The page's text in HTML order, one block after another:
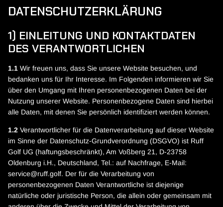
DATENSCHUTZERKLÄRUNG
1) EINLEITUNG UND KONTAKTDATEN
DES VERANTWORTLICHEN
1.1 Wir freuen uns, dass Sie unsere Website besuchen, und
bedanken uns für Ihr Interesse. Im Folgenden informieren wir Sie
über den Umgang mit Ihren personenbezogenen Daten bei der
Nutzung unserer Website. Personenbezogene Daten sind hierbei
alle Daten, mit denen Sie persönlich identifiziert werden können.
1.2 Verantwortlicher für die Datenverarbeitung auf dieser Website
im Sinne der Datenschutz-Grundverordnung (DSGVO) ist Ruff
Golf UG (haftungsbeschränkt), Am Voßberg 21, D-23758
Oldenburg i.H., Deutschland, Tel.: auf Nachfrage, E-Mail:
service@ruff.golf. Der für die Verarbeitung von
personenbezogenen Daten Verantwortliche ist diejenige
natürliche oder juristische Person, die allein oder gemeinsam mit